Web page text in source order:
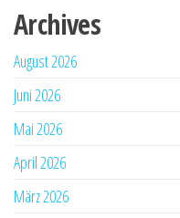
Archives
August 2026
Juni 2026
Mai 2026
April 2026
März 2026